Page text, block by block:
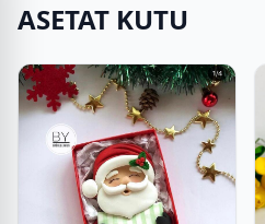
ASETAT KUTU